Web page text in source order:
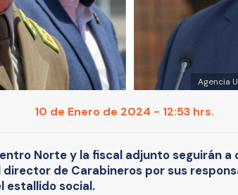
Agencia
10 de Enero de 2024 - 12:53 hrs.
Norte y la fiscal adjunto seguirán
director de Carabineros por sus
estallido social.